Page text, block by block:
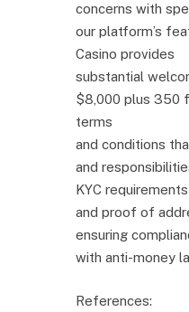
concerns with
our platform’s
Casino provides
substantial
$8,000 plus 350
terms
and conditions
and
KYC
and proof of
ensuring
with anti-money
References: